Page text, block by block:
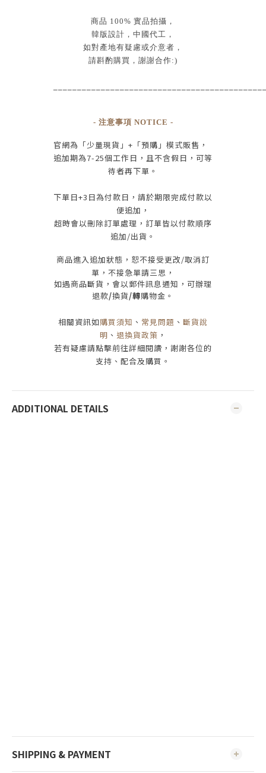
商品 100% 實品拍攝 ，
韓版設計，中國代工 ，
如對產地有疑慮或介意者，
請斟酌購買， 謝謝合作:)
- 注意事項 NOTICE -
官網為 「少量現貨」+ 「預購」模式販售，
追加期為7-25個工作日 ，且不含假日 ， 可等
待者再下單 。
下單日+3 日為付款日，請於期限完成付款以
便追加，
超時會以刪除訂單處理，訂單皆以付款順序
追加/出貨 。
商品進入追加狀態，恕不接受更改/取消訂
單， 不接急單請三思 ，
如遇商品斷貨，會以郵件訊息通知，可辦理
退款/換貨/轉購物金。
相關資訊如購買須知 、 常見問題 、 斷貨說
明 、 退換貨政策 ，
若有疑慮請點擊前往詳細閱讀，謝謝各位的
支持、配合及購買 。
ADDITIONAL DETAILS
SHIPPING & PAYMENT